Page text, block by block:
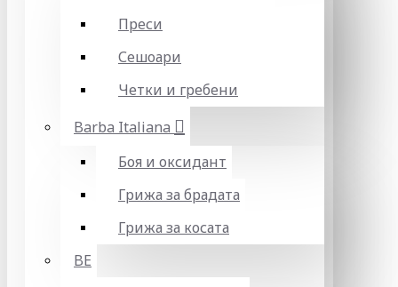
Преси
Сешоари
Четки и гребени
Barba Italiana
Боя и оксидант
Грижа за брадата
Грижа за косата
BE